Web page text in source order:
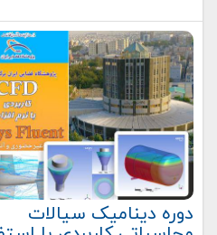
دوره دینامیک سیالات